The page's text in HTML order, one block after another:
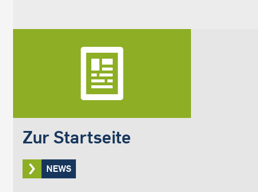
Zur Startseite
NEWS